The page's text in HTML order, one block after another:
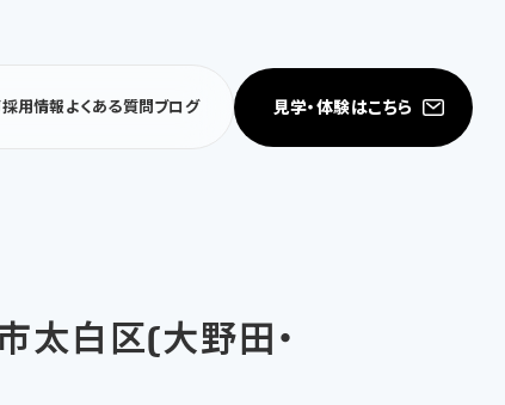
採用情報よくある質問ブログ 見学・体験はこちら
太白区(大野田・